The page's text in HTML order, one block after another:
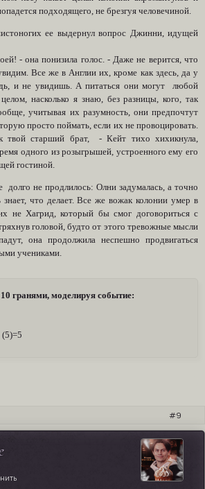
подходящего, не брезгуя человечиной.
ее выдернул вопрос Джинни, идущей
- она понизила голос. - Даже не верится, что
Все же в Англии их, кроме как здесь, да у
и не увидишь. А питаться они могут любой
насколько я знаю, без разницы, кого, так
учитывая их разумность, они предпочтут
просто поймать, если их не провоцировать.
твой старший брат, - Кейт тихо хихикнула,
одного из розыгрышей, устроенного ему его
гостиной.
долго не продлилось: Олни задумалась, а точно
знает, что делает. Все же вожак колонии умер в
не Хагрид, который бы смог договориться с
головой, будто от этого тревожные мысли
она продолжила неспешно продвигаться
учениками.
гранями, моделируя событие:
(5)=5
9